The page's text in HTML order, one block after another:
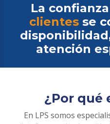
La
clientes se
atención
¿Por qué
En LPS somos